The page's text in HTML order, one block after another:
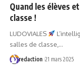
Quand les élèves
classe !
LUDOVIALES
salles de classe,…
redaction 21 mars 2025